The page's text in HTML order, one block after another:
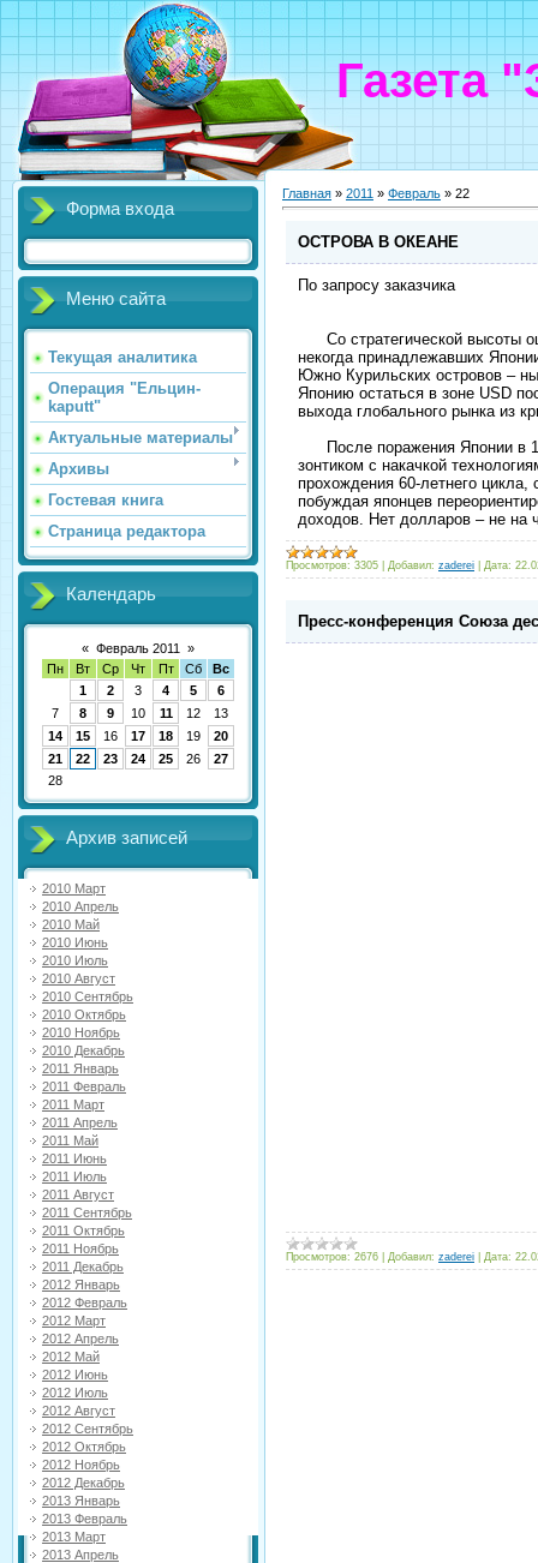
Газета
Форма входа
Меню сайта
Текущая аналитика
Операция "Ельцин-
kaputt"
Актуальные материалы
Архивы
Гостевая книга
Страница редактора
Календарь
« Февраль 2011
»
Пн
Вт Ср Чт Пт Сб
Вс
1
2 3 4 5
6
7
8 9 10 11 12
13
14
15 16 17 18 19
20
21
22 23 24 25 26
27
28
Архив записей
2010 Март
2010 Апрель
2010 Май
2010 Июнь
2010 Июль
2010 Август
2010 Сентябрь
2010 Октябрь
2010 Ноябрь
2010 Декабрь
2011 Январь
2011 Февраль
2011 Март
2011 Апрель
2011 Май
2011 Июнь
2011 Июль
2011 Август
2011 Сентябрь
2011 Октябрь
2011 Ноябрь
2011 Декабрь
2012 Январь
2012 Февраль
2012 Март
2012 Апрель
2012 Май
2012 Июнь
2012 Июль
2012 Август
2012 Сентябрь
2012 Октябрь
2012 Ноябрь
2012 Декабрь
2013 Январь
2013 Февраль
2013 Март
2013 Апрель
Главная » 2011 » Февраль » 22
ОСТРОВА В ОКЕАНЕ
По запросу заказчика
Со стратегической высоты
некогда принадлежавших
Южно Курильских островов –
Японию остаться в зоне USD
выхода глобального рынка из
После поражения Японии в
зонтиком с накачкой
прохождения 60-летнего цикла,
побуждая японцев
доходов. Нет долларов – не на
Просмотров: 3305 Добавил: zaderei Дата:
Пресс-конференция Союза
Просмотров: 2676 Добавил: zaderei Дата: